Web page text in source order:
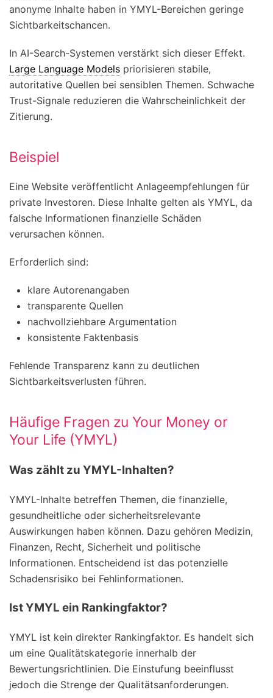
anonyme Inhalte haben in YMYL-Bereichen geringe
Sichtbarkeitschancen.
In AI-Search-Systemen verstärkt sich dieser Effekt.
Large Language Models priorisieren stabile,
autoritative Quellen bei sensiblen Themen. Schwache
Trust-Signale reduzieren die Wahrscheinlichkeit der
Zitierung.
Beispiel
Eine Website veröffentlicht Anlageempfehlungen für
private Investoren. Diese Inhalte gelten als YMYL, da
falsche Informationen finanzielle Schäden
verursachen können.
Erforderlich sind:
klare Autorenangaben
transparente Quellen
nachvollziehbare Argumentation
konsistente Faktenbasis
Fehlende Transparenz kann zu deutlichen
Sichtbarkeitsverlusten führen.
Häufige Fragen zu Your Money or
Your Life (YMYL)
Was zählt zu YMYL-Inhalten?
YMYL-Inhalte betreffen Themen, die finanzielle,
gesundheitliche oder sicherheitsrelevante
Auswirkungen haben können. Dazu gehören Medizin,
Finanzen, Recht, Sicherheit und politische
Informationen. Entscheidend ist das potenzielle
Schadensrisiko bei Fehlinformationen.
Ist YMYL ein Rankingfaktor?
YMYL ist kein direkter Rankingfaktor. Es handelt sich
um eine Qualitätskategorie innerhalb der
Bewertungsrichtlinien. Die Einstufung beeinflusst
jedoch die Strenge der Qualitätsanforderungen.